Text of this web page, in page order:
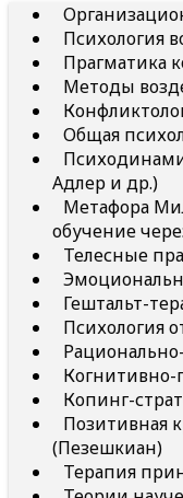
Психология
Прагматика
Методы
Общая
Адлер и др.)
Метафора
обучение
Телесные
Гештальт-
Психология
Когнитивно-
Копинг-
Позитивная
(Пезешкиан)
Терапия